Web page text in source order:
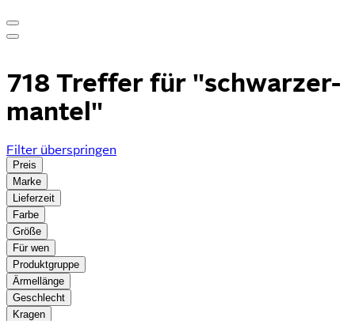
718 Treffer für "schwarzer-
mantel"
Filter überspringen
Preis
Marke
Lieferzeit
Farbe
Größe
Für wen
Produktgruppe
Ärmellänge
Geschlecht
Kragen